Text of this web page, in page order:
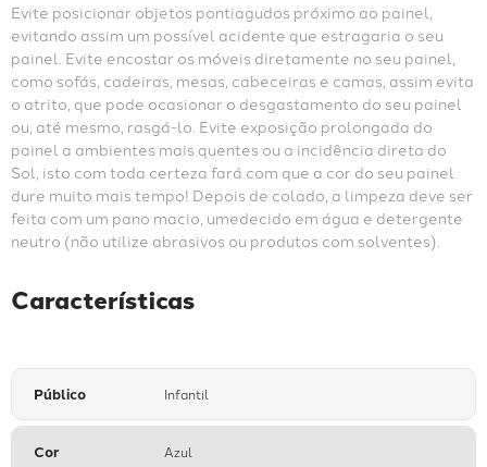
Evite posicionar objetos pontiagudos próximo ao painel,
evitando assim um possível acidente que estragaria o seu
painel. Evite encostar os móveis diretamente no seu painel,
como sofás, cadeiras, mesas, cabeceiras e camas, assim evita
o atrito, que pode ocasionar o desgastamento do seu painel
ou, até mesmo, rasgá-lo. Evite exposição prolongada do
painel a ambientes mais quentes ou a incidência direta do
Sol, isto com toda certeza fará com que a cor do seu painel
dure muito mais tempo! Depois de colado, a limpeza deve ser
feita com um pano macio, umedecido em água e detergente
neutro (não utilize abrasivos ou produtos com solventes).
Características
Público Infantil
Cor Azul